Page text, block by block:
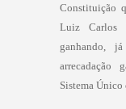
Constituição
Luiz Carlos
ganhando,
arrecadação
Sistema Único